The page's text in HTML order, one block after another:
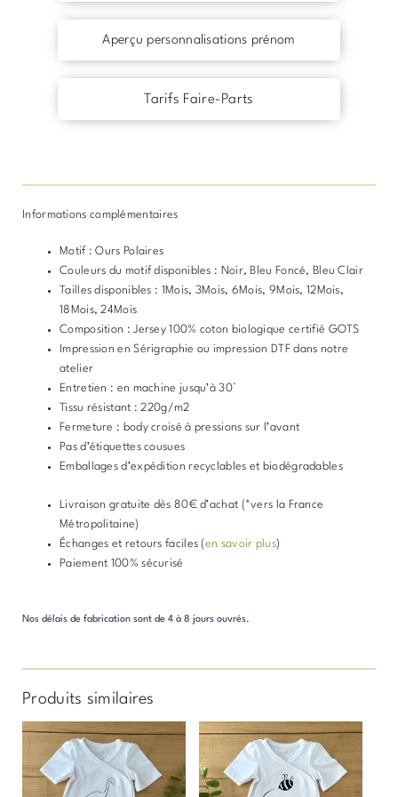
Aperçu personnalisations prénom
Tarifs Faire-Parts
Informations complémentaires
Motif : Ours Polaires
Couleurs du motif disponibles : Noir, Bleu Foncé, Bleu Clair
Tailles disponibles : 1Mois, 3Mois, 6Mois, 9Mois, 12Mois,
18Mois, 24Mois
Composition : Jersey 100% coton biologique certifié GOTS
Impression en Sérigraphie ou impression DTF dans notre
atelier
Entretien : en machine jusqu’à 30°
Tissu résistant : 220g/m2
Fermeture : body croisé à pressions sur l’avant
Pas d’étiquettes cousues
Emballages d’expédition recyclables et biodégradables
Livraison gratuite dès 80€ d’achat (*vers la France
Métropolitaine)
Échanges et retours faciles (en savoir plus)
Paiement 100% sécurisé
Nos délais de fabrication sont de 4 à 8 jours ouvrés.
Produits similaires
produit
plusieurs
Ce
produit
a
plusieurs